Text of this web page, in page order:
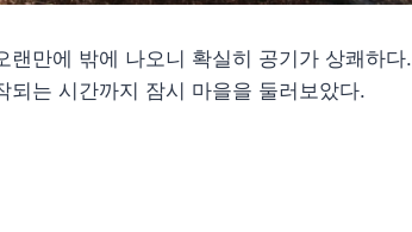
만에 밖에 나오니 확실히 공기가 상쾌하다.
는 시간까지 잠시 마을을 둘러보았다.